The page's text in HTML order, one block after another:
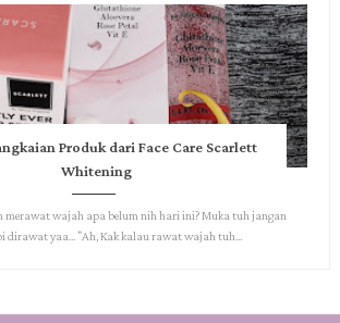
Produk dari Face Care Scarlett
Whitening
merawat wajah apa belum nih hari ini? Muka tuh jangan
dirawat yaa... "Ah, Kak kalau rawat wajah tuh...